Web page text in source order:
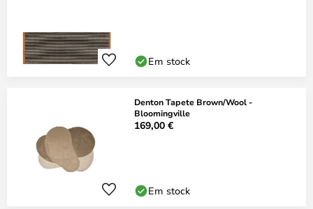
Em stock
Denton Tapete Brown/Wool -
Bloomingville
169,00 €
Em stock